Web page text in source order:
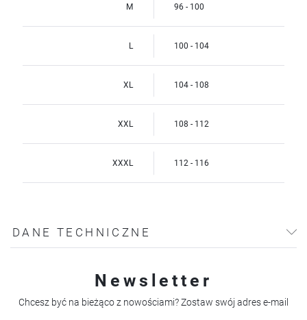
M 96 - 100
L 100 - 104
XL 104 - 108
XXL 108 - 112
XXXL 112 - 116
DANE TECHNICZNE
Newsletter
Chcesz być na bieżąco z nowościami? Zostaw swój adres e-mail